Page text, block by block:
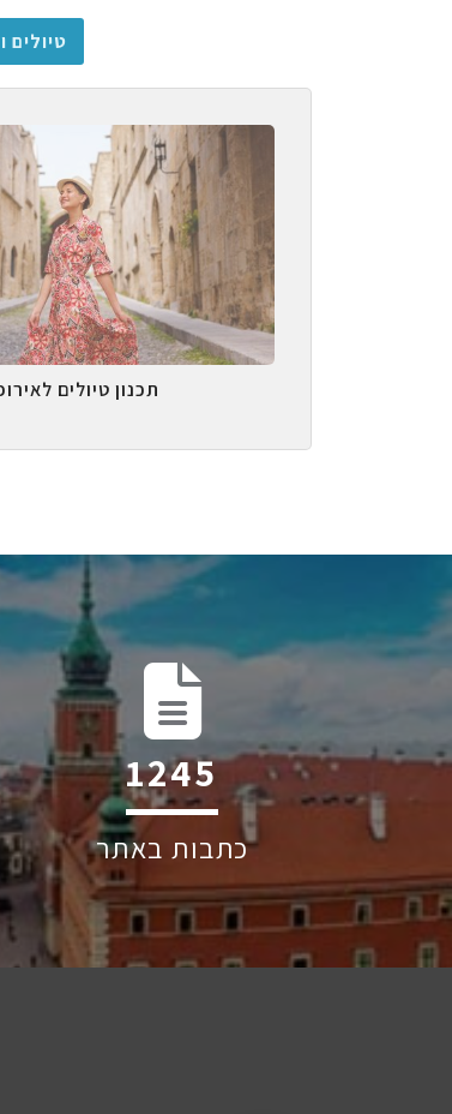
טיולים
תכנון טיולים
2014
כתבות באתר